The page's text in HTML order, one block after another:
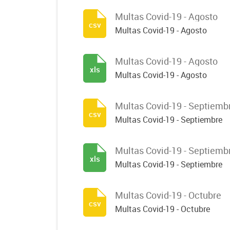
Multas Covid-19 - Agosto
Multas Covid-19 - Agosto
csv
Multas Covid-19 - Agosto
Multas Covid-19 - Agosto
xls
Multas Covid-19 -
Multas Covid-19 - Septiembre
csv
Multas Covid-19 -
Multas Covid-19 - Septiembre
xls
Multas Covid-19 - Octubre
Multas Covid-19 - Octubre
csv